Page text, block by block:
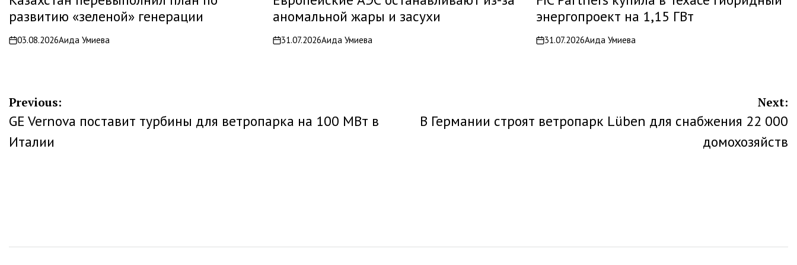
развитию «зеленой» генерации
on03.08.2026Аида Умиева
аномальной жары и засухи
on31.07.2026Аида Умиева
энергопроект на 1,15 ГВт
on31.07.2026Аида Умиева
Навигация
по
Previous:
GE Vernova поставит турбины для ветропарка на 100 МВт в
Италии
Next:
В Германии строят ветропарк Lüben для снабжения 22 000
домохозяйств